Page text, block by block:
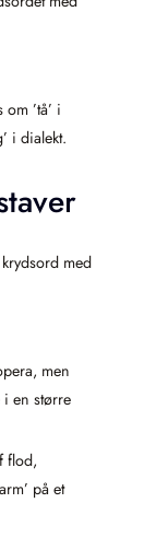
’tå’ i
i dialekt.
med
men
i en større
flod,
på et